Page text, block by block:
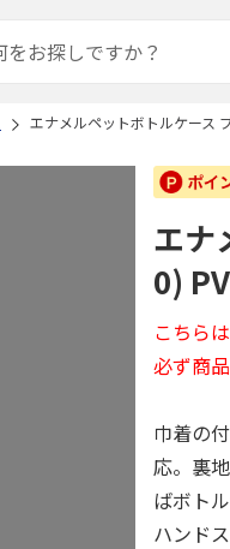
エナメルペットボトルケース
エナ
0)
こちら
必ず商
巾着の
応。裏
ばボト
ハンド